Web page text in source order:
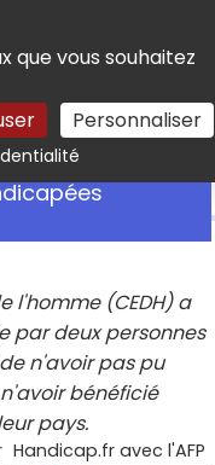
que vous souhaitez
Personnaliser
Rechercher
l'homme (CEDH) a
par deux personnes
n'avoir pas pu
bénéficié
pays.
Handicap.fr avec l'AFP